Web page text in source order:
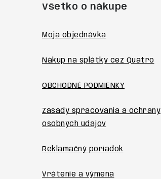
Všetko o nákupe
Moja objednávka
Nákup na splátky cez Quatro
OBCHODNÉ PODMIENKY
Zásady spracovania a ochrany
osobných údajov
Reklamačný poriadok
Vrátenie a výmena